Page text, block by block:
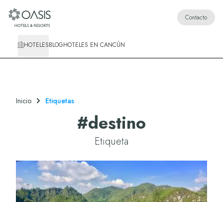
Oasis Hotels & Resorts Contacto
HOTELESBLOGHOTELES EN CANCÚN
Inicio Etiquetas
#destino
Etiqueta